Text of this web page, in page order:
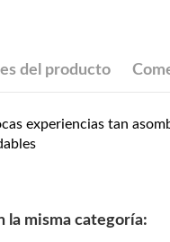
del producto
experiencias tan
la misma categoría: